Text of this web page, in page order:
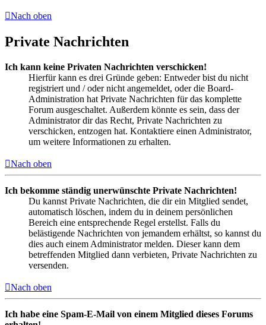
Nach oben
Private Nachrichten
Ich kann keine Privaten Nachrichten verschicken!
Hierfür kann es drei Gründe geben: Entweder bist du nicht
registriert und / oder nicht angemeldet, oder die Board-
Administration hat Private Nachrichten für das komplette
Forum ausgeschaltet. Außerdem könnte es sein, dass der
Administrator dir das Recht, Private Nachrichten zu
verschicken, entzogen hat. Kontaktiere einen Administrator,
um weitere Informationen zu erhalten.
Nach oben
Ich bekomme ständig unerwünschte Private Nachrichten!
Du kannst Private Nachrichten, die dir ein Mitglied sendet,
automatisch löschen, indem du in deinem persönlichen
Bereich eine entsprechende Regel erstellst. Falls du
belästigende Nachrichten von jemandem erhältst, so kannst du
dies auch einem Administrator melden. Dieser kann dem
betreffenden Mitglied dann verbieten, Private Nachrichten zu
versenden.
Nach oben
Ich habe eine Spam-E-Mail von einem Mitglied dieses Forums